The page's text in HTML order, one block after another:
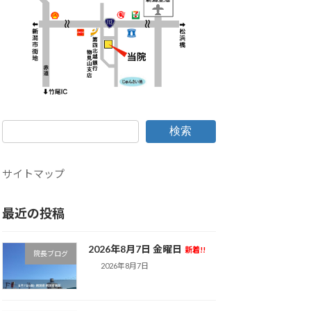
検索
サイトマップ
最近の投稿
院長ブログ 2026年8月7日 金曜日 新着!!
2026年8月7日